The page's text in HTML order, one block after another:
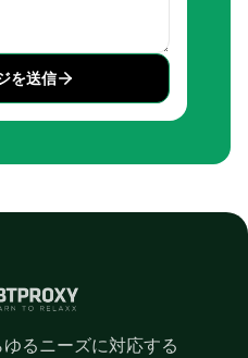
を送信
るニーズに対応する